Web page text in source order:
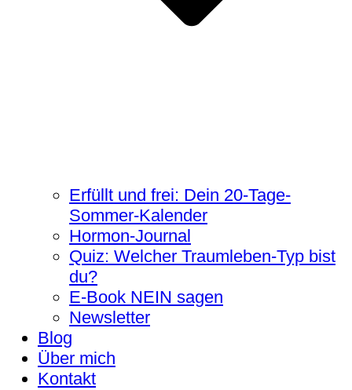
Erfüllt und frei: Dein 20-Tage-
Sommer-Kalender
Hormon-Journal
Quiz: Welcher Traumleben-Typ bist
du?
E-Book NEIN sagen
Newsletter
Blog
Über mich
Kontakt